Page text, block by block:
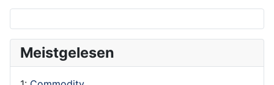
Meistgelesen